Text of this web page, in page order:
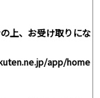
上、お受け取りにな
app/home